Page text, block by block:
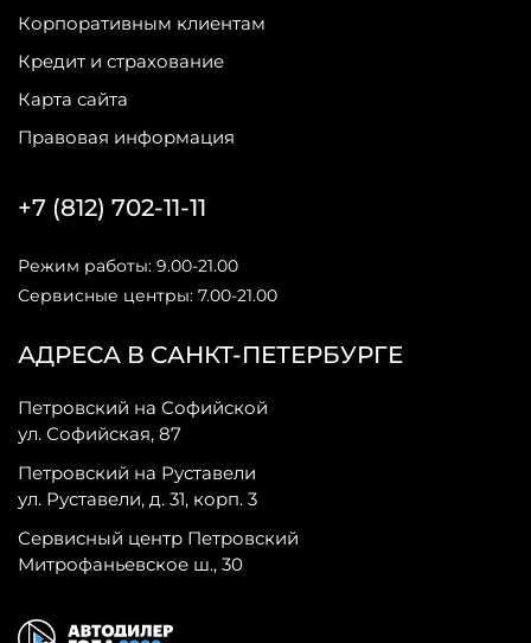
Корпоративным клиентам
Кредит и страхование
Карта сайта
Правовая информация
АДРЕСА В САНКТ-ПЕТЕРБУРГЕ
Петровский на Софийской
ул. Софийская, 87
Петровский на Руставели
ул. Руставели, д. 31, корп. 3
Сервисный центр Петровский
Митрофаньевское ш., 30
+7 (812) 702-11-11
Режим работы: 9.00-21.00
Сервисные центры: 7.00-21.00